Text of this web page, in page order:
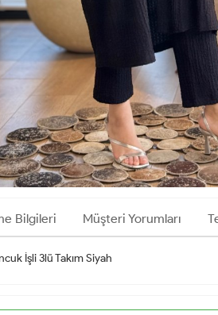
Bilgileri Müşteri Yorumları
İşli 3lü Takım Siyah